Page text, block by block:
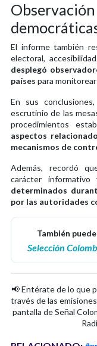
El informe también
electoral,
desplegó
países para
En sus
escrutinio de las
procedimientos
aspectos
mecanismos de
Además, recordó
carácter
determinados
por las autoridades
También
Selección
📢 Entérate de lo que
través de las
pantalla de Señal